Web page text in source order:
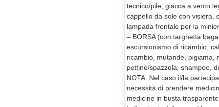
tecnico/pile, giacca a vento
cappello da sole con visiera,
lampada frontale per la
– BORSA (con targhetta
escursionismo di ricambio,
ricambio, mutande, pigiama,
pettine/spazzola, shampoo,
NOTA: Nel caso il/la
necessità di prendere
medicine in busta